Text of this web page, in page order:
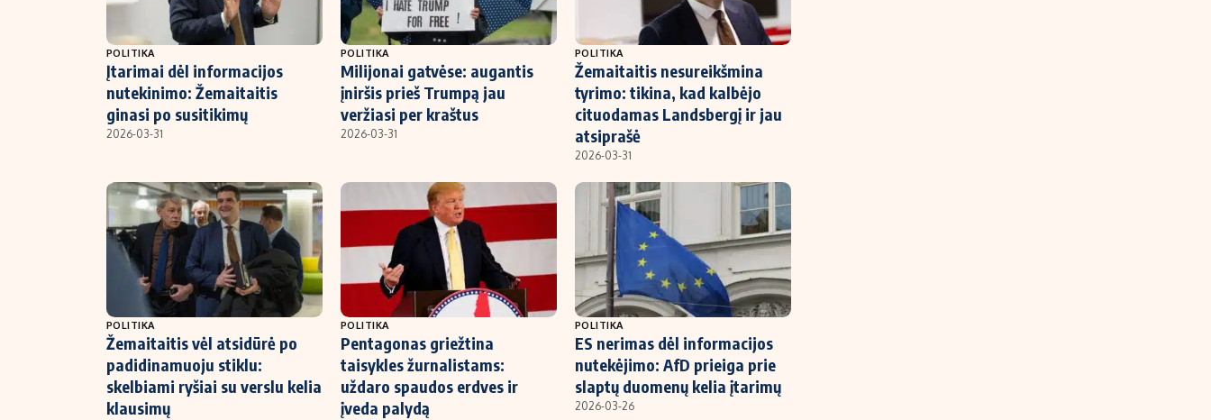
POLITIKA
Įtarimai dėl informacijos
nutekinimo: Žemaitaitis
ginasi po susitikimų
2026-03-31
POLITIKA
Milijonai gatvėse: augantis
įniršis prieš Trumpą jau
veržiasi per kraštus
2026-03-31
POLITIKA
Žemaitaitis nesureikšmina
tyrimo: tikina, kad kalbėjo
cituodamas Landsbergį ir jau
atsiprašė
2026-03-31
POLITIKA
Žemaitaitis vėl atsidūrė po
padidinamuoju stiklu:
skelbiami ryšiai su verslu kelia
klausimų
POLITIKA
Pentagonas griežtina
taisykles žurnalistams:
uždaro spaudos erdves ir
įveda palydą
POLITIKA
ES nerimas dėl informacijos
nutekėjimo: AfD prieiga prie
slaptų duomenų kelia įtarimų
2026-03-26